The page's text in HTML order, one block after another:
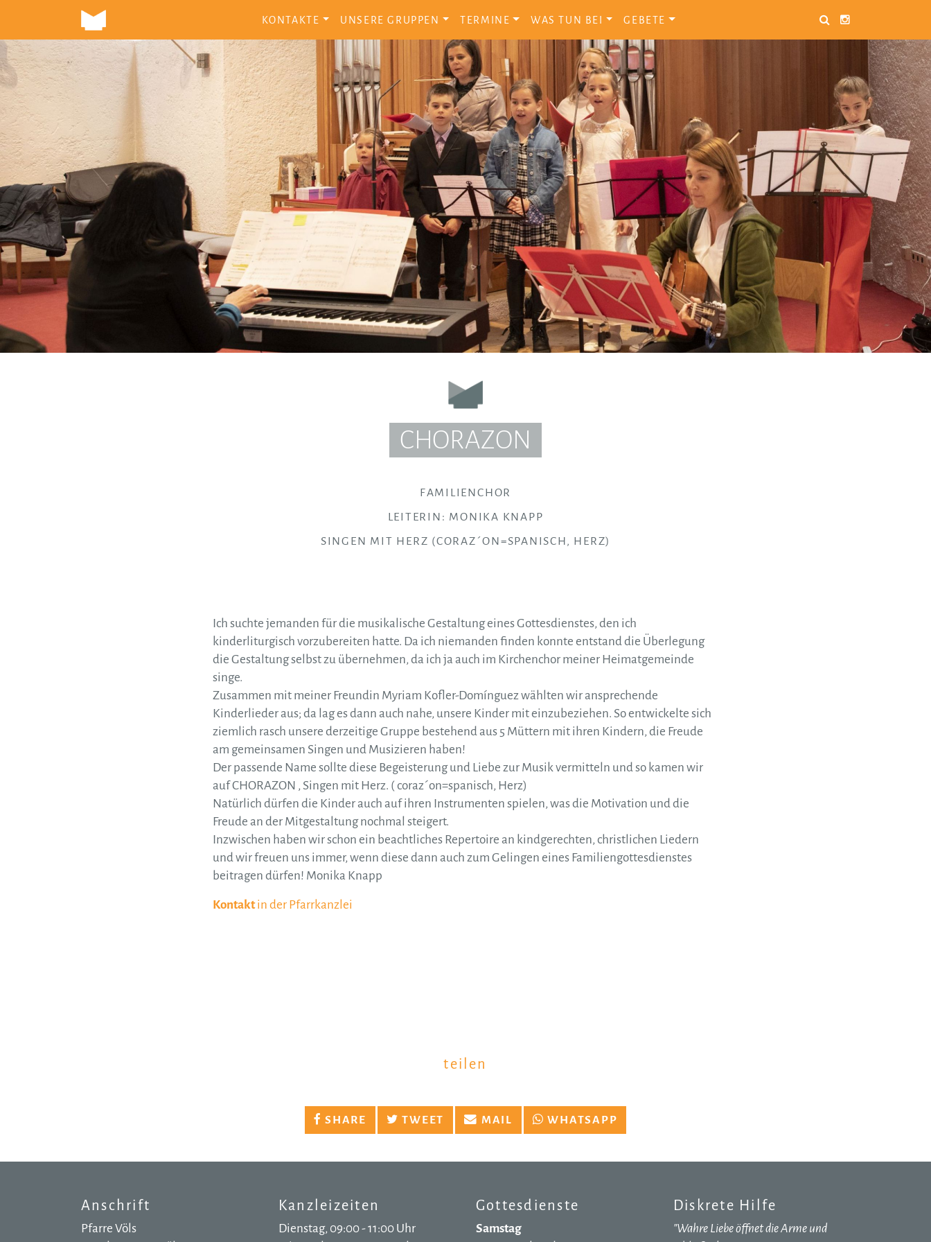
KONTAKTE UNSERE GRUPPEN TERMINE WAS TUN BEI GEBETE
CHORAZON
FAMILIENCHOR
LEITERIN: MONIKA KNAPP
SINGEN MIT HERZ (CORAZ´ON=SPANISCH, HERZ)
Ich suchte jemanden für die musikalische Gestaltung eines Gottesdienstes, den ich
kinderliturgisch vorzubereiten hatte. Da ich niemanden finden konnte entstand die Überlegung
die Gestaltung selbst zu übernehmen, da ich ja auch im Kirchenchor meiner Heimatgemeinde
singe.
Zusammen mit meiner Freundin Myriam Kofler-Domínguez wählten wir ansprechende
Kinderlieder aus; da lag es dann auch nahe, unsere Kinder mit einzubeziehen. So entwickelte sich
ziemlich rasch unsere derzeitige Gruppe bestehend aus 5 Müttern mit ihren Kindern, die Freude
am gemeinsamen Singen und Musizieren haben!
Der passende Name sollte diese Begeisterung und Liebe zur Musik vermitteln und so kamen wir
auf CHORAZON , Singen mit Herz. ( coraz´on=spanisch, Herz)
Natürlich dürfen die Kinder auch auf ihren Instrumenten spielen, was die Motivation und die
Freude an der Mitgestaltung nochmal steigert.
Inzwischen haben wir schon ein beachtliches Repertoire an kindgerechten, christlichen Liedern
und wir freuen uns immer, wenn diese dann auch zum Gelingen eines Familiengottesdienstes
beitragen dürfen! Monika Knapp
Kontaktin der Pfarrkanzlei
teilen
SHARE TWEET MAIL WHATSAPP
Anschrift
Pfarre Völs
Kanzleizeiten
Dienstag, 09:00 - 11:00 Uhr
Gottesdienste
Samstag
Diskrete Hilfe
"Wahre Liebe öffnet die Arme und